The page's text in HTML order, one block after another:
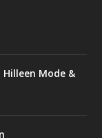
Hilleen Mode &